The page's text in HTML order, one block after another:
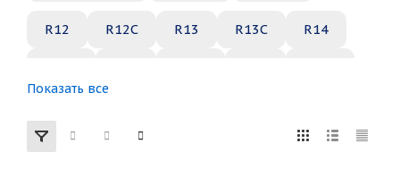
R12 R12C R13 R13C R14
R22
Показать все